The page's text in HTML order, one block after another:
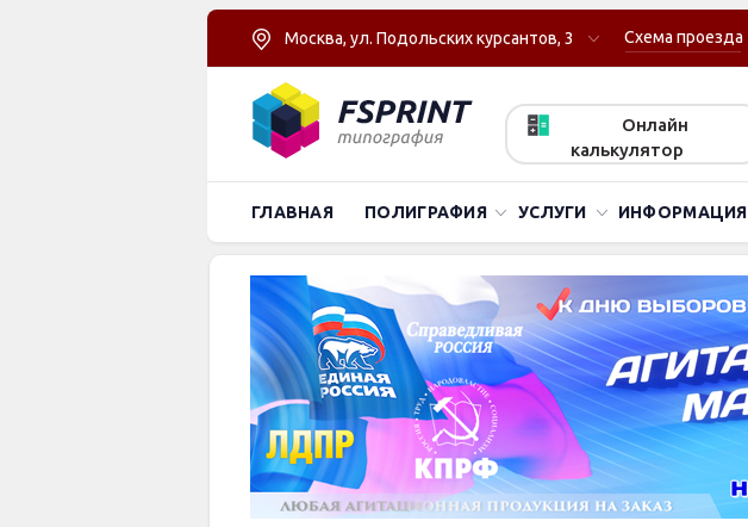
Москва, ул. Подольских курсантов, 3 Схема проезда
Онлайн
калькулятор
ГЛАВНАЯ ПОЛИГРАФИЯ УСЛУГИ ИНФОРМАЦИЯ